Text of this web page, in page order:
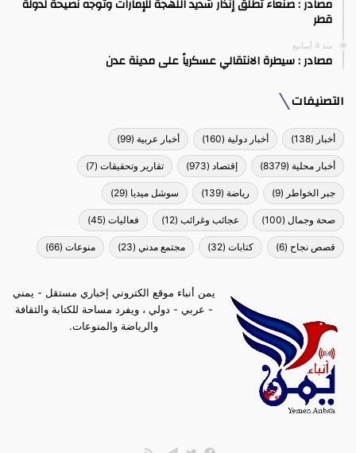
مصادر : صنعاء تطلق إنذار شديد اللهجة للإمارات وتوجه نصيحة لدولة
قطر
منذ 4 أسابيع
مصادر : سيطرة الانتقالي عسكرياً على مدينة عدن
التصنيفات
أخبار (138) أخبار دولية (160) أخبار عربية (99)
أخبار محلية (8379) إقتصاد (973) تقارير وتحقيقات (7)
جبر الخواطر (9) رياضة (139) سوشل ميديا (29)
صحة وجمال (100) عجائب وغرائب (12) فعاليات (45)
قصص نجاح (6) كتابات (32) مجتمع مدني (23) منوعات (66)
يمن أنباء موقع الكتروني إخباري مستقل - يمني
- عربي - دولي ، ويفرد مساحة للكتابة والثقافة
والرياضة والمنوعات.